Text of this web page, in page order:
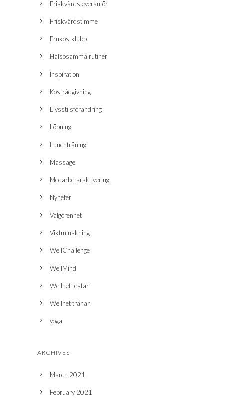
Friskvårdsleverantör
Friskvårdstimme
Frukostklubb
Hälsosamma rutiner
Inspiration
Kostrådgivning
Livsstilsförändring
Löpning
Lunchträning
Massage
Medarbetaraktivering
Nyheter
Välgörenhet
Viktminskning
WellChallenge
WellMind
Wellnet testar
Wellnet tränar
yoga
ARCHIVES
March 2021
February 2021